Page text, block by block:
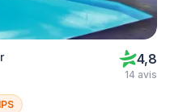
4,8
14 avis